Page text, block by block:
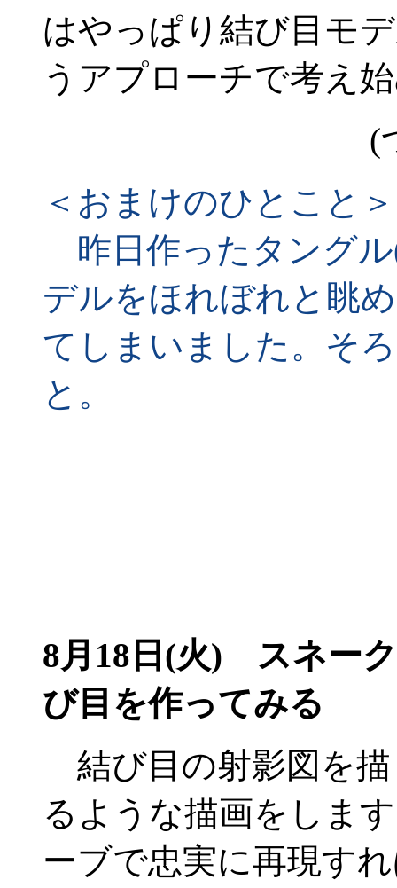
はやっぱり結び目モ
うアプローチで考え
(
＜おまけのひとこと＞
昨日作ったタング
デルをほれぼれと眺
てしまいました。そ
と。
8月18日(火) スネーク
び目を作ってみる
結び目の射影図を
るような描画をしま
ーブで忠実に再現す